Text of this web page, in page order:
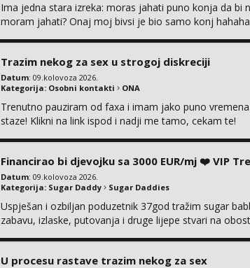
Ima jedna stara izreka: moras jahati puno konja da bi
moram jahati? Onaj moj bivsi je bio samo konj
Trazim nekog za sex u strogoj diskreciji
Datum: 09.kolovoza 2026.
Kategorija: Osobni kontakti ONA
Trenutno pauziram od faxa i imam jako puno
staze! Klikni na link ispod i nadji me tamo, cekam te!
Financirao bi djevojku sa 3000 EUR/mj ❤️ VIP
Datum: 09.kolovoza 2026.
Kategorija: Sugar Daddy Sugar Daddies
Uspješan i ozbiljan poduzetnik 37god tražim sugar
zabavu, izlaske, putovanja i druge lijepe stvari na
U procesu rastave trazim nekog za sex